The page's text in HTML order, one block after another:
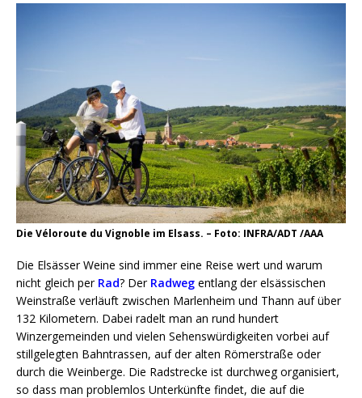
Die Véloroute du Vignoble im Elsass. – Foto: INFRA/ADT /AAA
Die Elsässer Weine sind immer eine Reise wert und warum
nicht gleich per Rad? Der Radweg entlang der elsässischen
Weinstraße verläuft zwischen Marlenheim und Thann auf über
132 Kilometern. Dabei radelt man an rund hundert
Winzergemeinden und vielen Sehenswürdigkeiten vorbei auf
stillgelegten Bahntrassen, auf der alten Römerstraße oder
durch die Weinberge. Die Radstrecke ist durchweg organisiert,
so dass man problemlos Unterkünfte findet, die auf die